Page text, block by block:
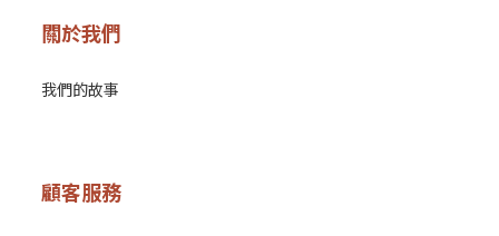
關於我們
我們的故事
顧客服務